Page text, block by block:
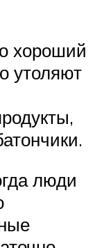
хороший
утоляют
люди